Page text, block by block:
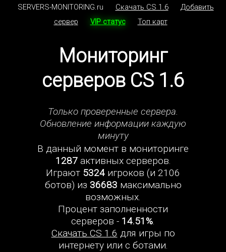
SERVERS-MONITORING.ru Скачать CS 1.6
Добавить
сервер
VIP статус Топ карт
Мониторинг
серверов CS 1.6
Только проверенные сервера.
Обновление информации каждую
минуту
В данный момент в мониторинге
1287активных серверов.
Играют 5324 игроков (и 2106
ботов) из 36683 максимально
возможных.
Процент заполненности
серверов - 14.51%.
Скачать CS 1.6 для игры по
интернету или с ботами.